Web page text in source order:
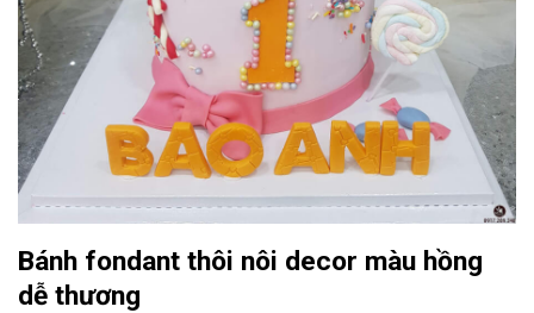
Bánh fondant thôi nôi decor màu hồng
dễ thương